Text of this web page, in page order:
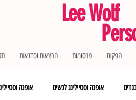
Lee Wolf
הרצאות וסדנאות פרסומות הפקות
אופנה וסטיילינג לנשים אופנה